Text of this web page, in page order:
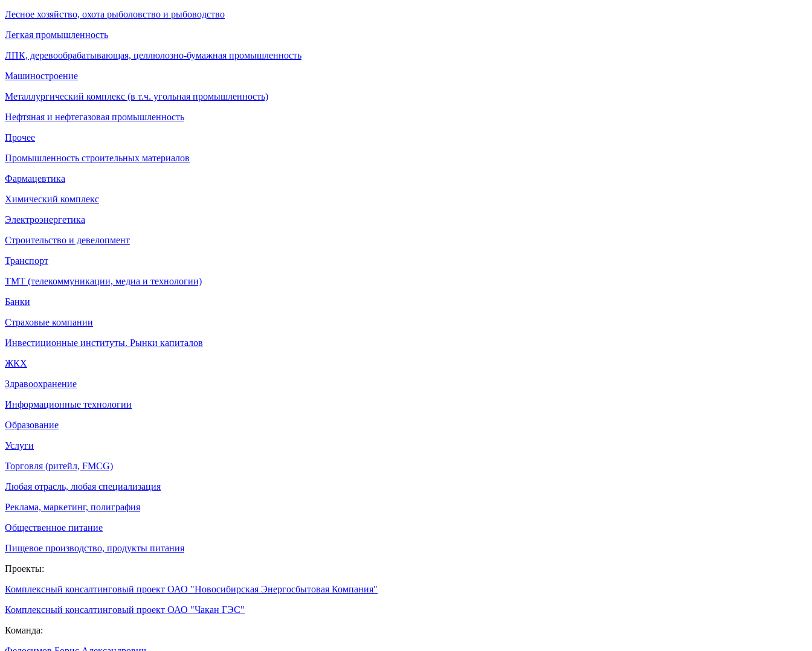
Лесное хозяйство, охота рыболовство и рыбоводство
Легкая промышленность
ЛПК, деревообрабатывающая, целлюлозно-бумажная промышленность
Машиностроение
Металлургический комплекс (в т.ч. угольная промышленность)
Нефтяная и нефтегазовая промышленность
Прочее
Промышленность строительных материалов
Фармацевтика
Химический комплекс
Электроэнергетика
Строительство и девелопмент
Транспорт
ТМТ (телекоммуникации, медиа и технологии)
Банки
Страховые компании
Инвестиционные институты. Рынки капиталов
ЖКХ
Здравоохранение
Информационные технологии
Образование
Услуги
Торговля (ритейл, FMCG)
Любая отрасль, любая специализация
Реклама, маркетинг, полиграфия
Общественное питание
Пищевое производство, продукты питания
Проекты:
Комплексный консалтинговый проект ОАО "Новосибирская Энергосбытовая Компания"
Комплексный консалтинговый проект ОАО "Чакан ГЭС"
Команда: